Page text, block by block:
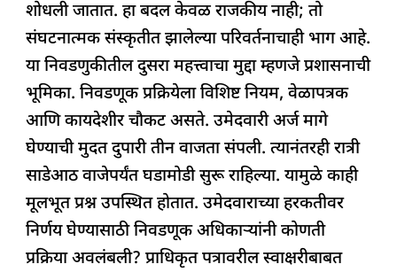
शोधली जातात. हा बदल केवळ राजकीय नाही; तो
संघटनात्मक संस्कृतीत झालेल्या परिवर्तनाचाही भाग आहे.
या निवडणुकीतील दुसरा महत्त्वाचा मुद्दा म्हणजे प्रशासनाची
भूमिका. निवडणूक प्रक्रियेला विशिष्ट नियम, वेळापत्रक
आणि कायदेशीर चौकट असते. उमेदवारी अर्ज मागे
घेण्याची मुदत दुपारी तीन वाजता संपली. त्यानंतरही रात्री
साडेआठ वाजेपर्यंत घडामोडी सुरू राहिल्या. यामुळे काही
मूलभूत प्रश्न उपस्थित होतात. उमेदवाराच्या हरकतीवर
निर्णय घेण्यासाठी निवडणूक अधिकाऱ्यांनी कोणती
प्रक्रिया अवलंबली? प्राधिकृत पत्रावरील स्वाक्षरीबाबत